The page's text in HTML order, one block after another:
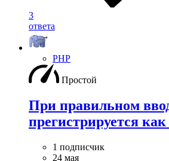
3
ответа
PHP
Простой
При правильном
прегистрируется
1 подписчик
24 мая